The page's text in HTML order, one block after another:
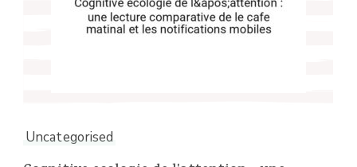
Uncategorised